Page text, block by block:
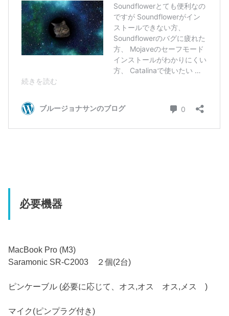
必要機器
MacBook Pro (M3)
Saramonic SR-C2003 ２個(2台)
ピンケーブル (必要に応じて、オス,オス オス,メス )
マイク(ピンプラグ付き)